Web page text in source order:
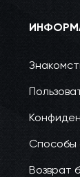
Способы
Возврат